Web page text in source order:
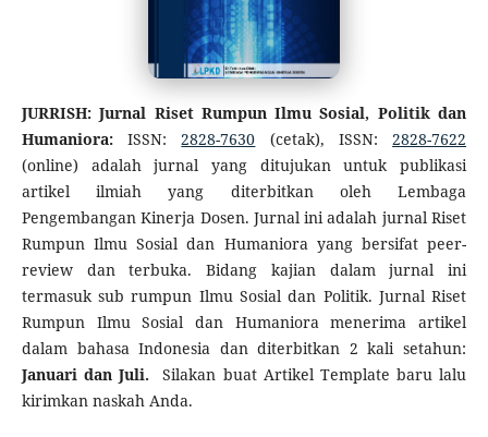
JURRISH: Jurnal Riset Rumpun Ilmu Sosial, Politik dan
Humaniora:ISSN:2828-7630 (cetak), ISSN:2828-7622
(online) adalah jurnal yang ditujukan untuk publikasi
artikel ilmiah yang diterbitkan oleh Lembaga
Pengembangan Kinerja Dosen. Jurnal ini adalah jurnal Riset
Rumpun Ilmu Sosial dan Humaniora yang bersifat peer-
review dan terbuka. Bidang kajian dalam jurnal ini
termasuk sub rumpun Ilmu Sosial dan Politik. Jurnal Riset
Rumpun Ilmu Sosial dan Humaniora menerima artikel
dalam bahasa Indonesia dan diterbitkan 2 kali setahun:
Januari dan Juli.
Silakan buat Artikel Template baru lalu
kirimkan naskah Anda.